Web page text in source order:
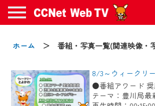
ホーム ＞ 番組・写真一覧(関連映像・
8/3～ウィークリ
テーマ：豊川局最
お知らせ
2024/09/02
動画配信サービス『CCNet Web
年9月24日からリニューアルし